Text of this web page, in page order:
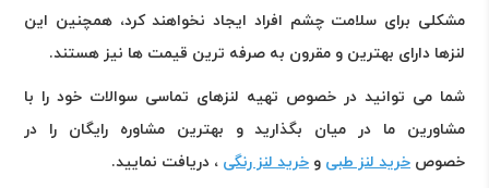
مشکلی برای سلامت چشم افراد ایجاد نخواهند کرد، همچنین این
لنزها دارای بهترین و مقرون به صرفه ترین قیمت ها نیز هستند.
شما می توانید در خصوص تهیه لنزهای تماسی سوالات خود را با
مشاورین ما در میان بگذارید و بهترین مشاوره رایگان را در
خصوص خرید لنز طبی و خرید لنز رنگی ، دریافت نمایید.